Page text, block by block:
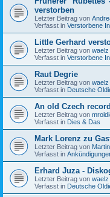
verstorben
Letzter Beitrag von
Verfasst in Verstorbene
Little Gerhard
Letzter Beitrag von waelz
Verfasst in Verstorbene
Raut Degrie
Letzter Beitrag von waelz
Verfasst in Deutsche
An old Czech
Letzter Beitrag von
Verfasst in Dies & Das
Mark Lorenz zu
Letzter Beitrag von Martin
Verfasst in
Erhard Juza -
Letzter Beitrag von waelz
Verfasst in Deutsche